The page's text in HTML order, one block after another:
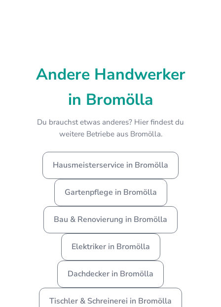
Andere Handwerker
in Bromölla
Du brauchst etwas anderes? Hier findest du
weitere Betriebe aus Bromölla.
Hausmeisterservice in Bromölla
Gartenpflege in Bromölla
Bau & Renovierung in Bromölla
Elektriker in Bromölla
Dachdecker in Bromölla
Tischler & Schreinerei in Bromölla